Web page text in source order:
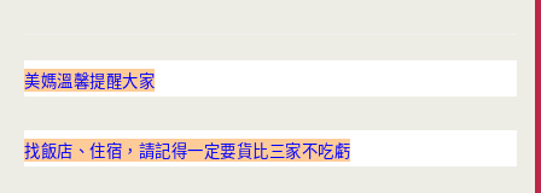
美媽溫馨提醒大家
找飯店、住宿，請記得一定要貨比三家不吃虧